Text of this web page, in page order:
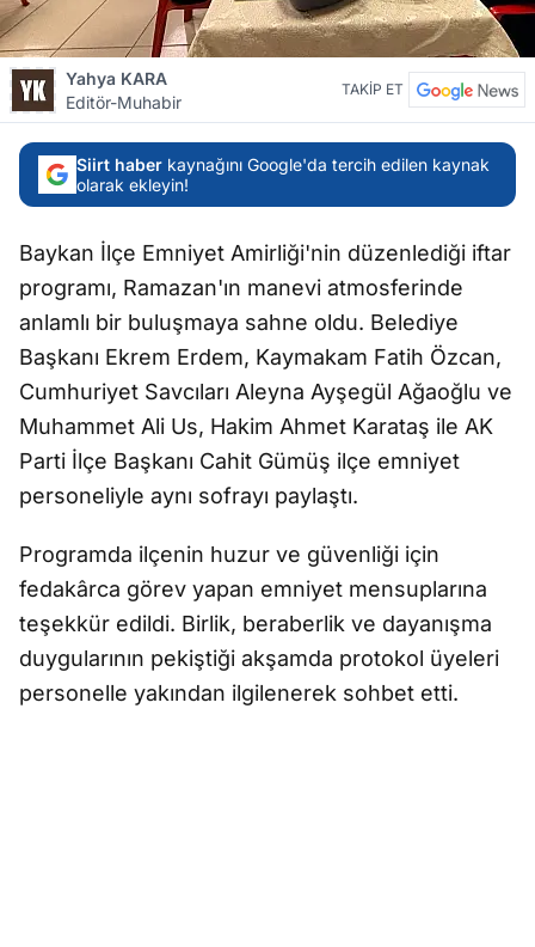
Yahya KARA
Editör-Muhabir
TAKİP ET
Siirt haber kaynağını Google'da tercih edilen kaynak
olarak ekleyin!
Baykan İlçe Emniyet Amirliği'nin düzenlediği iftar
programı, Ramazan'ın manevi atmosferinde
anlamlı bir buluşmaya sahne oldu. Belediye
Başkanı Ekrem Erdem, Kaymakam Fatih Özcan,
Cumhuriyet Savcıları Aleyna Ayşegül Ağaoğlu ve
Muhammet Ali Us, Hakim Ahmet Karataş ile AK
Parti İlçe Başkanı Cahit Gümüş ilçe emniyet
personeliyle aynı sofrayı paylaştı.
Programda ilçenin huzur ve güvenliği için
fedakârca görev yapan emniyet mensuplarına
teşekkür edildi. Birlik, beraberlik ve dayanışma
duygularının pekiştiği akşamda protokol üyeleri
personelle yakından ilgilenerek sohbet etti.